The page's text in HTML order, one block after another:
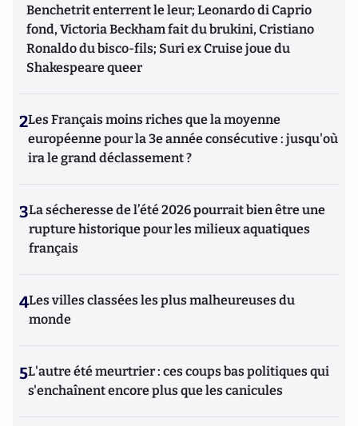
Benchetrit enterrent le leur; Leonardo di Caprio
fond, Victoria Beckham fait du brukini, Cristiano
Ronaldo du bisco-fils; Suri ex Cruise joue du
Shakespeare queer
2Les Français moins riches que la moyenne
européenne pour la 3e année consécutive : jusqu'où
ira le grand déclassement ?
3La sécheresse de l’été 2026 pourrait bien être une
rupture historique pour les milieux aquatiques
français
4Les villes classées les plus malheureuses du
monde
5L'autre été meurtrier : ces coups bas politiques qui
s'enchaînent encore plus que les canicules